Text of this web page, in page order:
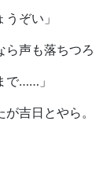
ぞい」
ら声も落ちつろ
で……」
吉日とやら。